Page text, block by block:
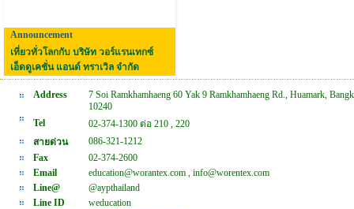
Announcement
เที่ยวทั่วโลกกับ บริษัท วอร์แรนเทกซ์
เอ็ดดูเคชั่น แอนด์ ทราเวิล จำกัด
Address
7 Soi Ramkhamhaeng 60 Yak 9 Ramkhamhaeng Rd., Huamark,
10240
Tel
02-374-1300 ต่อ 210 , 220
สายด่วน
086-321-1212
Fax
02-374-2600
Email
education@worantex.com , info@worentex.com
Line@
@aypthailand
Line ID
weducation